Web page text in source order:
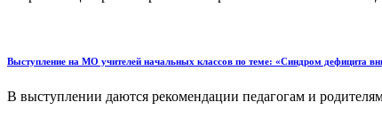
Выступление на МО учителей начальных классов по теме: «Синдром дефицита
В выступлении даются рекомендации педагогам и